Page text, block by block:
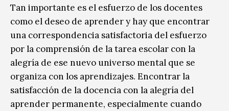
Tan importante es el esfuerzo de los docentes
como el deseo de aprender y hay que encontrar
una correspondencia satisfactoria del esfuerzo
por la comprensión de la tarea escolar con la
alegría de ese nuevo universo mental que se
organiza con los aprendizajes. Encontrar la
satisfacción de la docencia con la alegría del
aprender permanente, especialmente cuando